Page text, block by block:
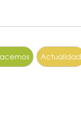
Actualidad